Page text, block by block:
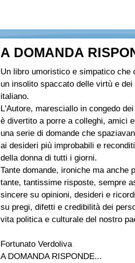
A DOMANDA
Un libro umoristico e simpatico che
un insolito spaccato delle virtù e
italiano.
L'Autore, maresciallo in congedo
è divertito a porre a colleghi, amici
una serie di domande che
ai desideri più improbabili e
della donna di tutti i giorni.
Tante domande, ironiche ma anche
tante, tantissime risposte, sempre
sincere su opinioni, desideri e
su pregi, difetti e credibilità dei
vita politica e culturale del nostro
Fortunato Verdoliva
A DOMANDA RISPONDE...